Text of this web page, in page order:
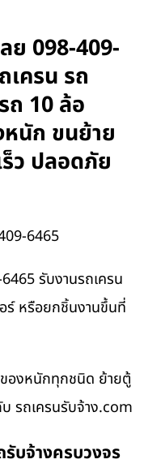
ย 098-409-
เครน รถ
ถ 10 ล้อ
นัก ขนย้าย
ว ปลอดภัย
6465
รับงานรถเครน
ร์ หรือยกชิ้นงานขึ้นที่
ของหนักทุกชนิด ย้ายตู้
รถเครนรับจ้าง.com
บจ้างครบวงจร